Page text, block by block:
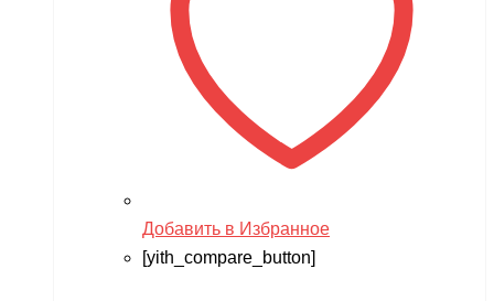
Добавить в Избранное
[yith_compare_button]